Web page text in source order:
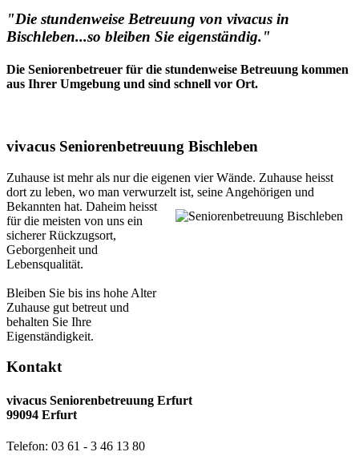
"Die stundenweise Betreuung von vivacus in
Bischleben...so bleiben Sie eigenständig."
Die Seniorenbetreuer für die stundenweise Betreuung kommen
aus Ihrer Umgebung und sind schnell vor Ort.
vivacus Seniorenbetreuung Bischleben
Zuhause ist mehr als nur die eigenen vier Wände. Zuhause heisst
dort zu leben, wo man verwurzelt ist, seine Angehörigen und
Bekannten hat. Daheim heisst
für die meisten von uns ein
sicherer Rückzugsort,
Geborgenheit und
Lebensqualität.
Bleiben Sie bis ins hohe Alter
Zuhause gut betreut und
behalten Sie Ihre
Eigenständigkeit.
Kontakt
vivacus Seniorenbetreuung Erfurt
99094 Erfurt
Telefon: 03 61 - 3 46 13 80